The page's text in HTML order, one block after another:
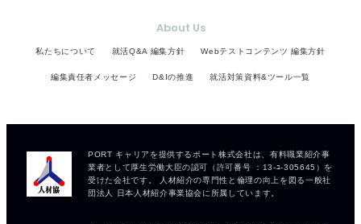
About Us
私たちについて 就活Q&A 編集方針 Webテストコンテンツ 編集方針
編集責任者メッセージ D&Iの推進 就活対策資料&ツール一覧